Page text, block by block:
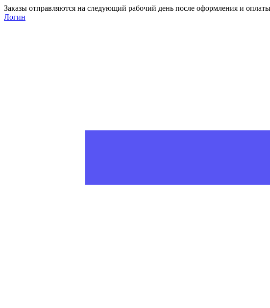
Заказы отправляются на следующий рабочий день после оформления и
Логин